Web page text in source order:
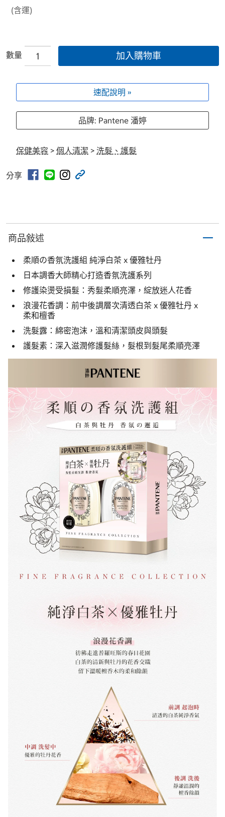
(含運)
數量 加入購物車
速配說明 »
品牌: Pantene 潘婷
保健美容 > 個人清潔 > 洗髮、護髮
分享
商品敍述
柔順の香氛洗護組 純淨白茶 x 優雅牡丹
日本調香大師精心打造香氛洗護系列
修護染燙受損髮：秀髮柔順亮澤，綻放迷人花香
浪漫花香調：前中後調層次清透白茶 x 優雅牡丹 x
柔和檀香
洗髮露：綿密泡沫，溫和清潔頭皮與頭髮
護髮素：深入滋潤修護髮絲，髮根到髮尾柔順亮澤